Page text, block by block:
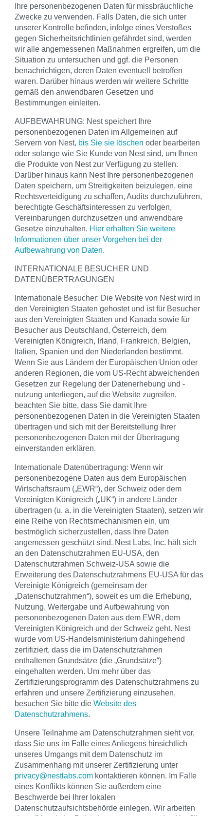
Ihre personenbezogenen Daten für missbräuchliche
Zwecke zu verwenden. Falls Daten, die sich unter
unserer Kontrolle befinden, infolge eines Verstoßes
gegen Sicherheitsrichtlinien gefährdet sind, werden
wir alle angemessenen Maßnahmen ergreifen, um die
Situation zu untersuchen und ggf. die Personen
benachrichtigen, deren Daten eventuell betroffen
waren. Darüber hinaus werden wir weitere Schritte
gemäß den anwendbaren Gesetzen und
Bestimmungen einleiten.
AUFBEWAHRUNG: Nest speichert Ihre
personenbezogenen Daten im Allgemeinen auf
Servern von Nest, bis Sie sie löschen oder bearbeiten
oder solange wie Sie Kunde von Nest sind, um Ihnen
die Produkte von Nest zur Verfügung zu stellen.
Darüber hinaus kann Nest Ihre personenbezogenen
Daten speichern, um Streitigkeiten beizulegen, eine
Rechtsverteidigung zu schaffen, Audits durchzuführen,
berechtigte Geschäftsinteressen zu verfolgen,
Vereinbarungen durchzusetzen und anwendbare
Gesetze einzuhalten. Hier erhalten Sie weitere
Informationen über unser Vorgehen bei der
Aufbewahrung von Daten.
INTERNATIONALE BESUCHER UND
DATENÜBERTRAGUNGEN
Internationale Besucher: Die Website von Nest wird in
den Vereinigten Staaten gehostet und ist für Besucher
aus den Vereinigten Staaten und Kanada sowie für
Besucher aus Deutschland, Österreich, dem
Vereinigten Königreich, Irland, Frankreich, Belgien,
Italien, Spanien und den Niederlanden bestimmt.
Wenn Sie aus Ländern der Europäischen Union oder
anderen Regionen, die vom US-Recht abweichenden
Gesetzen zur Regelung der Datenerhebung und -
nutzung unterliegen, auf die Website zugreifen,
beachten Sie bitte, dass Sie damit Ihre
personenbezogenen Daten in die Vereinigten Staaten
übertragen und sich mit der Bereitstellung Ihrer
personenbezogenen Daten mit der Übertragung
einverstanden erklären.
Internationale Datenübertragung: Wenn wir
personenbezogene Daten aus dem Europäischen
Wirtschaftsraum („EWR“), der Schweiz oder dem
Vereinigten Königreich („UK“) in andere Länder
übertragen (u. a. in die Vereinigten Staaten), setzen wir
eine Reihe von Rechtsmechanismen ein, um
bestmöglich sicherzustellen, dass Ihre Daten
angemessen geschützt sind. Nest Labs, Inc. hält sich
an den Datenschutzrahmen EU-USA, den
Datenschutzrahmen Schweiz-USA sowie die
Erweiterung des Datenschutzrahmens EU-USA für das
Vereinigte Königreich (gemeinsam der
„Datenschutzrahmen“), soweit es um die Erhebung,
Nutzung, Weitergabe und Aufbewahrung von
personenbezogenen Daten aus dem EWR, dem
Vereinigten Königreich und der Schweiz geht. Nest
wurde vom US-Handelsministerium dahingehend
zertifiziert, dass die im Datenschutzrahmen
enthaltenen Grundsätze (die „Grundsätze“)
eingehalten werden. Um mehr über das
Zertifizierungsprogramm des Datenschutzrahmens zu
erfahren und unsere Zertifizierung einzusehen,
besuchen Sie bitte die Website des
Datenschutzrahmens.
Unsere Teilnahme am Datenschutzrahmen sieht vor,
dass Sie uns im Falle eines Anliegens hinsichtlich
unseres Umgangs mit dem Datenschutz im
Zusammenhang mit unserer Zertifizierung unter
privacy@nestlabs.com kontaktieren können. Im Falle
eines Konflikts können Sie außerdem eine
Beschwerde bei Ihrer lokalen
Datenschutzaufsichtsbehörde einlegen. Wir arbeiten